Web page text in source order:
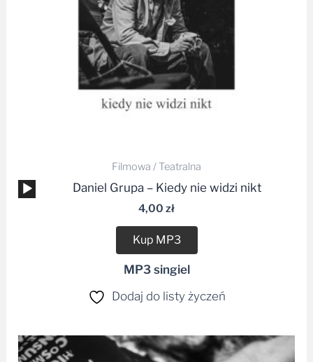
Filmowa / Teatralna
Odtwarzacz
plików
Daniel Grupa – Kiedy nie widzi nikt
4,00 zł
Kup MP3
MP3 singiel
Dodaj do listy życzeń